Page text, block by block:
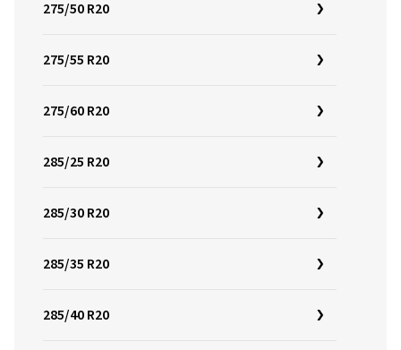
275/50 R20
275/55 R20
275/60 R20
285/25 R20
285/30 R20
285/35 R20
285/40 R20